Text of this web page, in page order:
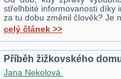
střelhbité informovanosti díky
za tu dobu změnil člověk? Je
celý článek >>
Příběh žižkovského
Jana Nekolová